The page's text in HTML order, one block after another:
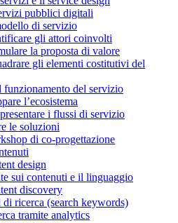
pubblici digitali
di servizio
gli attori coinvolti
la proposta di valore
gli elementi costitutivi del
funzionamento del servizio
l’ecosistema
i flussi di servizio
le soluzioni
di co-progettazione
design
sui contenuti e il linguaggio
discovery
ricerca (search keywords)
tramite analytics